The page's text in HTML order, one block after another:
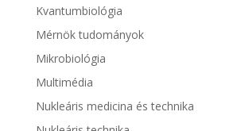
Kvantumbiológia
Mérnök tudományok
Mikrobiológia
Multimédia
Nukleáris medicina és technika